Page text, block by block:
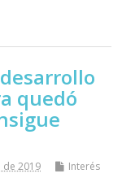
quedó
2019
Interés